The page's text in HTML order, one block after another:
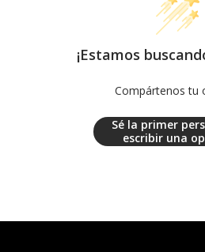
¡Estamos
Compártenos tu
Sé la primer
escribir una